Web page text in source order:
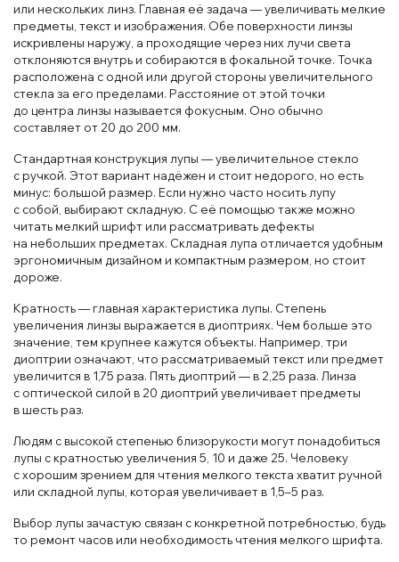
или нескольких линз. Главная её задача — увеличивать мелкие
предметы, текст и изображения. Обе поверхности линзы
искривлены наружу, а проходящие через них лучи света
отклоняются внутрь и собираются в фокальной точке. Точка
расположена с одной или другой стороны увеличительного
стекла за его пределами. Расстояние от этой точки
до центра линзы называется фокусным. Оно обычно
составляет от 20 до 200 мм.
Стандартная конструкция лупы — увеличительное стекло
с ручкой. Этот вариант надёжен и стоит недорого, но есть
минус: большой размер. Если нужно часто носить лупу
с собой, выбирают складную. С её помощью также можно
читать мелкий шрифт или рассматривать дефекты
на небольших предметах. Складная лупа отличается удобным
эргономичным дизайном и компактным размером, но стоит
дороже.
Кратность — главная характеристика лупы. Степень
увеличения линзы выражается в диоптриях. Чем больше это
значение, тем крупнее кажутся объекты. Например, три
диоптрии означают, что рассматриваемый текст или предмет
увеличится в 1,75 раза. Пять диоптрий — в 2,25 раза. Линза
с оптической силой в 20 диоптрий увеличивает предметы
в шесть раз.
Людям с высокой степенью близорукости могут понадобиться
лупы с кратностью увеличения 5, 10 и даже 25. Человеку
с хорошим зрением для чтения мелкого текста хватит ручной
или складной лупы, которая увеличивает в 1,5–5 раз.
Выбор лупы зачастую связан с конкретной потребностью, будь
то ремонт часов или необходимость чтения мелкого шрифта.